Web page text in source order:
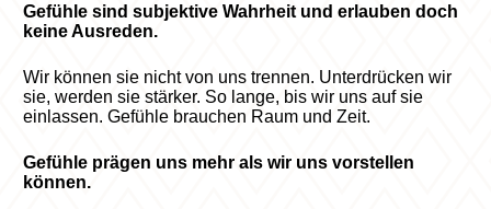
Gefühle sind subjektive Wahrheit und erlauben doch
keine Ausreden.
Wir können sie nicht von uns trennen. Unterdrücken wir
sie, werden sie stärker. So lange, bis wir uns auf sie
einlassen. Gefühle brauchen Raum und Zeit.
Gefühle prägen uns mehr als wir uns vorstellen
können.